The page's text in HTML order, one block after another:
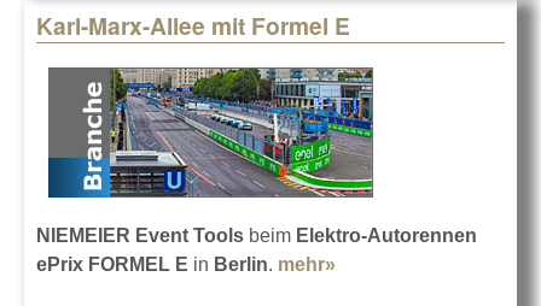
Karl-Marx-Allee mit Formel E
NIEMEIER Event Tools beim Elektro-Autorennen
ePrix FORMEL E in Berlin. mehr»